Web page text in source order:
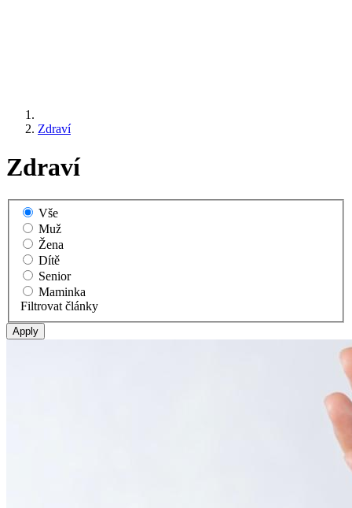
Zdraví
Zdraví
Vše
Muž
Žena
Dítě
Senior
Maminka
Filtrovat články